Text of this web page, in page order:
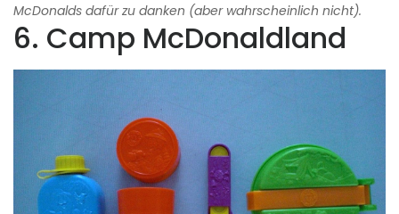
McDonalds dafür zu danken (aber wahrscheinlich nicht).
6. Camp McDonaldland